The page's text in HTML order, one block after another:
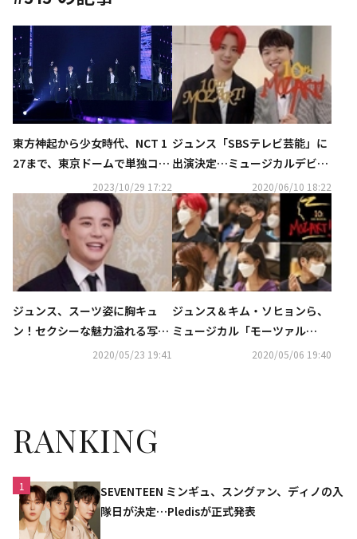
東方神起から少女時代、NCT 1
27まで、東京ドームで単独コン
サートを成功させたアイドル
2023/10/29 17:22
ジュンス「SBSテレビ芸能」に
出演決定…ミュージカルデビュ
ー10周年のインタビューを電撃
公開
2020/06/10 18:22
ジュンス、スーツ姿に胸キュ
ン！セクシーな魅力溢れる写真
2020/05/23 19:41
ジュンス＆キム・ソヒョンら、
ミュージカル「モーツァル
ト！」10周年記念公演の練習に
2020/05/06 19:40
RANKING
1
SEVENTEEN ミンギュ、スングァン、ディノの入
隊日が決定…Pledisが正式発表